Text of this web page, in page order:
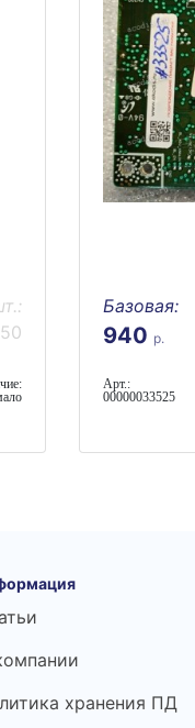
Базовая:
940 р.
Арт.:
00000033525
хранения ПД